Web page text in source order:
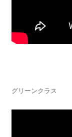
グリーンクラス